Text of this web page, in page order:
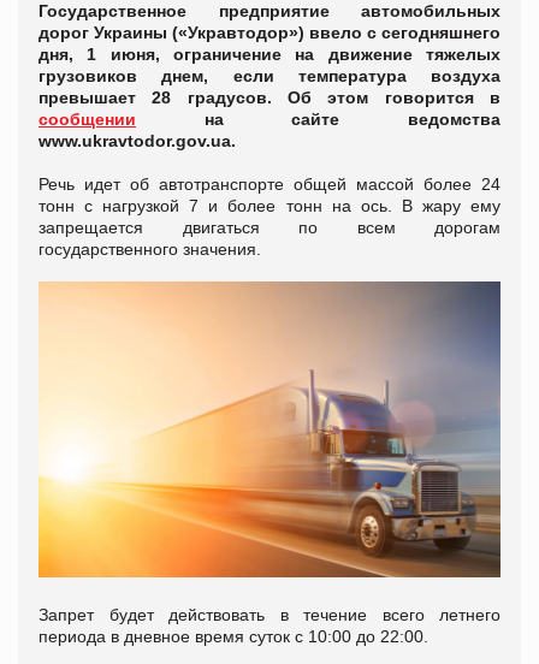
Государственное предприятие автомобильных
дорог Украины («Укравтодор») ввело с сегодняшнего
дня, 1 июня, ограничение на движение тяжелых
грузовиков днем, если температура воздуха
превышает 28 градусов. Об этом говорится в
сообщении на сайте ведомства
www.ukravtodor.gov.ua.
Речь идет об автотранспорте общей массой более 24
тонн с нагрузкой 7 и более тонн на ось. В жару ему
запрещается двигаться по всем дорогам
государственного значения.
Запрет будет действовать в течение всего летнего
периода в дневное время суток с 10:00 до 22:00.